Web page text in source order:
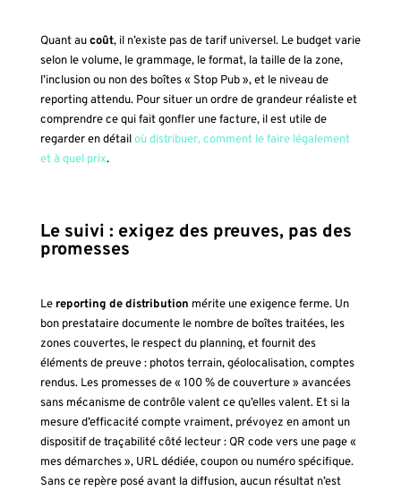
Quant aucoût, il n’existe pas de tarif universel. Le budget varie
selon le volume, le grammage, le format, la taille de la zone,
l’inclusion ou non des boîtes « Stop Pub », et le niveau de
reporting attendu. Pour situer un ordre de grandeur réaliste et
comprendre ce qui fait gonfler une facture, il est utile de
regarder en détailoù distribuer, comment le faire légalement
et à quel prix.
Le suivi : exigez des preuves, pas des
promesses
Le reporting de distribution mérite une exigence ferme. Un
bon prestataire documente le nombre de boîtes traitées, les
zones couvertes, le respect du planning, et fournit des
éléments de preuve : photos terrain, géolocalisation, comptes
rendus. Les promesses de « 100 % de couverture » avancées
sans mécanisme de contrôle valent ce qu’elles valent. Et si la
mesure d’efficacité compte vraiment, prévoyez en amont un
dispositif de traçabilité côté lecteur : QR code vers une page «
mes démarches », URL dédiée, coupon ou numéro spécifique.
Sans ce repère posé avant la diffusion, aucun résultat n’est